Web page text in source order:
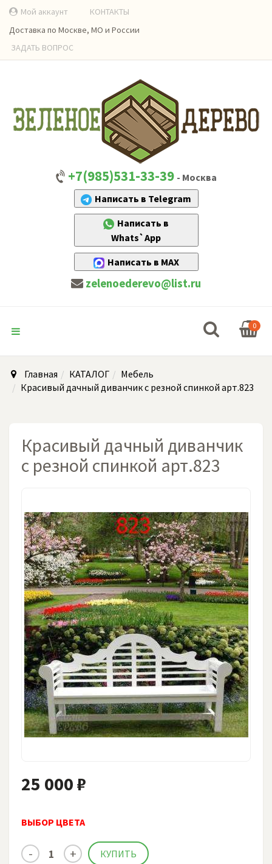
Мой аккаунт
КОНТАКТЫ
Доставка по Москве, МО и России
ЗАДАТЬ ВОПРОС
+7(985)531-33-39 - Москва
Написать в Telegram
Написать в
Whats`App
Написать в MAX
zelenoederevo@list.ru
0
Главная КАТАЛОГ
Мебель
Красивый дачный диванчик с резной спинкой арт.823
Красивый дачный диванчик
с резной спинкой арт.823
25 000 ₽
ВЫБОР ЦВЕТА